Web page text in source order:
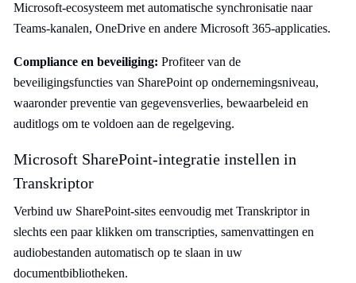
Microsoft-ecosysteem met automatische synchronisatie naar
Teams-kanalen, OneDrive en andere Microsoft 365-applicaties.
Compliance en beveiliging: Profiteer van de
beveiligingsfuncties van SharePoint op ondernemingsniveau,
waaronder preventie van gegevensverlies, bewaarbeleid en
auditlogs om te voldoen aan de regelgeving.
Microsoft SharePoint-integratie instellen in
Transkriptor
Verbind uw SharePoint-sites eenvoudig met Transkriptor in
slechts een paar klikken om transcripties, samenvattingen en
audiobestanden automatisch op te slaan in uw
documentbibliotheken.